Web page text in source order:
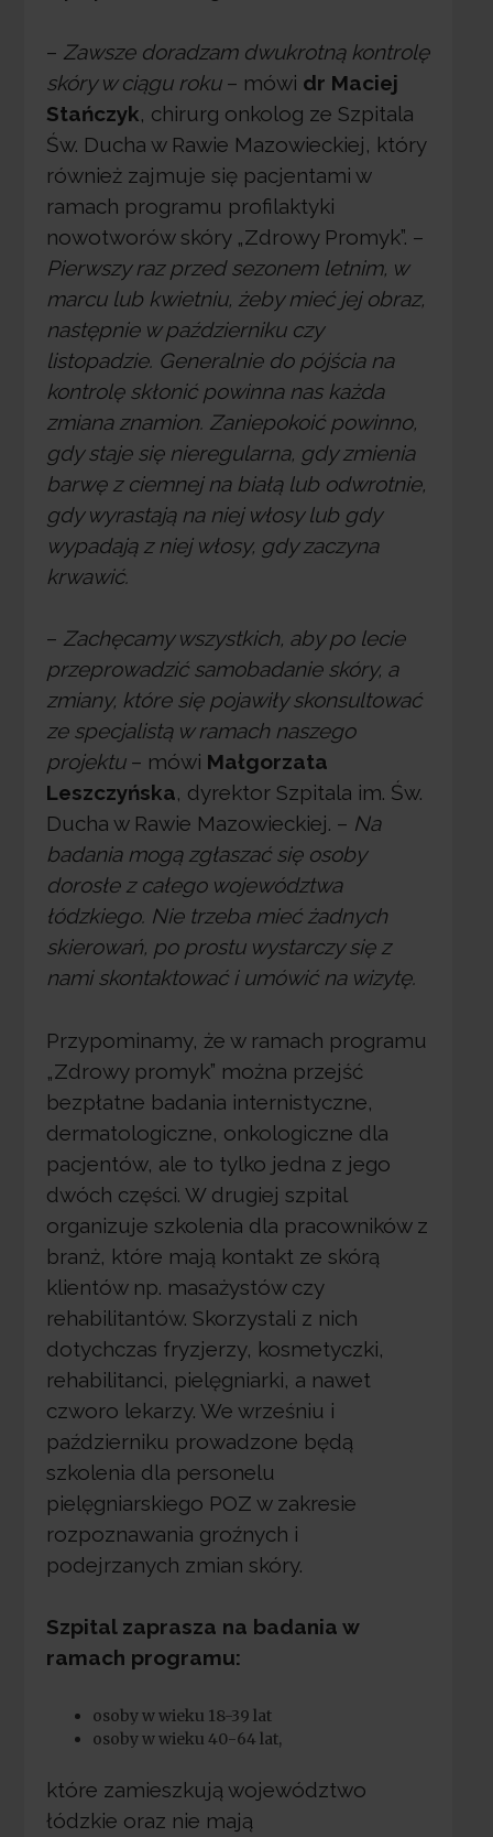
– Zawsze doradzam dwukrotną kontrolę
skóry w ciągu roku– mówi dr Maciej
Stańczyk, chirurg onkolog ze Szpitala
Św. Ducha w Rawie Mazowieckiej, który
również zajmuje się pacjentami w
ramach programu profilaktyki
nowotworów skóry „Zdrowy Promyk”. –
Pierwszy raz przed sezonem letnim, w
marcu lub kwietniu, żeby mieć jej obraz,
następnie w październiku czy
listopadzie. Generalnie do pójścia na
kontrolę skłonić powinna nas każda
zmiana znamion. Zaniepokoić powinno,
gdy staje się nieregularna, gdy zmienia
barwę z ciemnej na białą lub odwrotnie,
gdy wyrastają na niej włosy lub gdy
wypadają z niej włosy, gdy zaczyna
krwawić.
– Zachęcamy wszystkich, aby po lecie
przeprowadzić samobadanie skóry, a
zmiany, które się pojawiły skonsultować
ze specjalistą w ramach naszego
projektu– mówi Małgorzata
Leszczyńska, dyrektor Szpitala im. Św.
Ducha w Rawie Mazowieckiej. – Na
badania mogą zgłaszać się osoby
dorosłe z całego województwa
łódzkiego. Nie trzeba mieć żadnych
skierowań, po prostu wystarczy się z
nami skontaktować i umówić na wizytę.
Przypominamy, że w ramach programu
„Zdrowy promyk” można przejść
bezpłatne badania internistyczne,
dermatologiczne, onkologiczne dla
pacjentów, ale to tylko jedna z jego
dwóch części. W drugiej szpital
organizuje szkolenia dla pracowników z
branż, które mają kontakt ze skórą
klientów np. masażystów czy
rehabilitantów. Skorzystali z nich
dotychczas fryzjerzy, kosmetyczki,
rehabilitanci, pielęgniarki, a nawet
czworo lekarzy. We wrześniu i
październiku prowadzone będą
szkolenia dla personelu
pielęgniarskiego POZ w zakresie
rozpoznawania groźnych i
podejrzanych zmian skóry.
Szpital zaprasza na badania w
ramach programu:
osoby w wieku 18-39 lat
osoby w wieku 40-64 lat,
które zamieszkują województwo
łódzkie oraz nie mają